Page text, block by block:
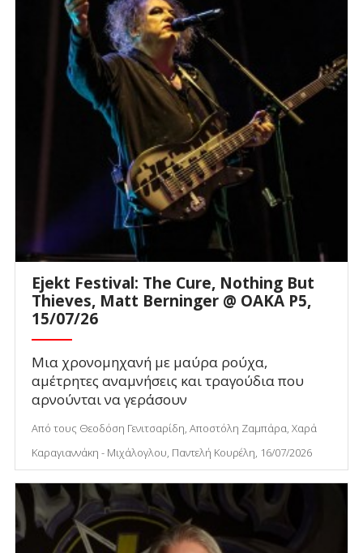
Ejekt Festival: The Cure, Nothing But
Thieves, Matt Berninger @ ΟΑΚΑ P5,
15/07/26
Μια χρονομηχανή με μαύρα ρούχα,
αμέτρητες αναμνήσεις και τραγούδια που
αρνούνται να γεράσουν
Από τους Θεοδόση Γενιτσαρίδη, Αποστόλη Ζαμπάρα, Χαρά
Καραγιαννάκη - Μιχάλογλου, Παντελή Κουρέλη, 16/07/2026